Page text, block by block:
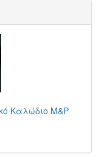
Καλώδιο M&P